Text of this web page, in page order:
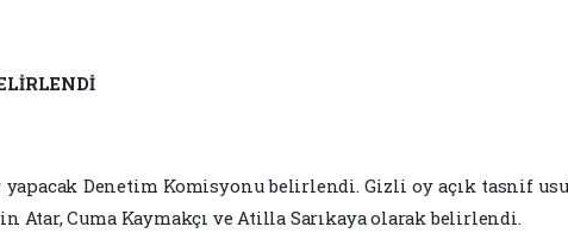
yapacak Denetim Komisyonu belirlendi. Gizli oy açık tasnif
Atar, Cuma Kaymakçı ve Atilla Sarıkaya olarak belirlendi.